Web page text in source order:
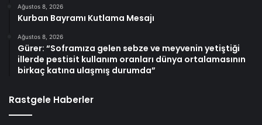
Ağustos 8, 2026
Kurban Bayramı Kutlama Mesajı
Ağustos 8, 2026
Gürer: “Soframıza gelen sebze ve meyvenin yetiştiği
illerde pestisit kullanım oranları dünya ortalamasının
birkaç katına ulaşmış durumda”
Rastgele Haberler